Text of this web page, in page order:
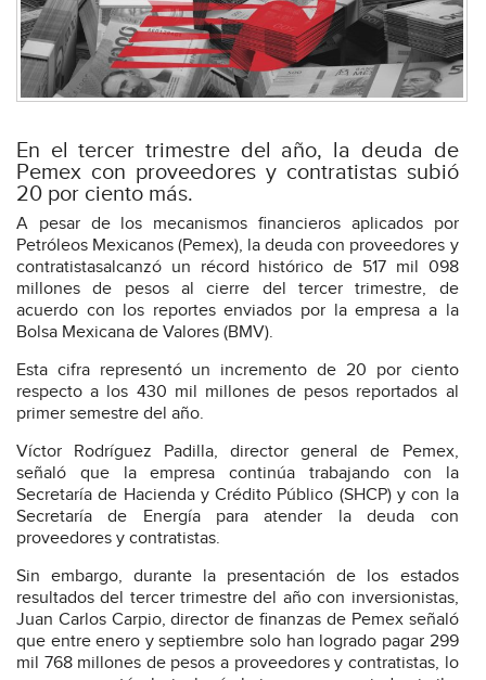
En el tercer trimestre del año, la deuda de
Pemex con proveedores y contratistas subió
20 por ciento más.
A pesar de los mecanismos financieros aplicados por
Petróleos Mexicanos (Pemex), la deuda con proveedores y
contratistasalcanzó un récord histórico de 517 mil 098
millones de pesos al cierre del tercer trimestre, de
acuerdo con los reportes enviados por la empresa a la
Bolsa Mexicana de Valores (BMV).
Esta cifra representó un incremento de 20 por ciento
respecto a los 430 mil millones de pesos reportados al
primer semestre del año.
Víctor Rodríguez Padilla, director general de Pemex,
señaló que la empresa continúa trabajando con la
Secretaría de Hacienda y Crédito Público (SHCP) y con la
Secretaría de Energía para atender la deuda con
proveedores y contratistas.
Sin embargo, durante la presentación de los estados
resultados del tercer trimestre del año con inversionistas,
Juan Carlos Carpio, director de finanzas de Pemex señaló
que entre enero y septiembre solo han logrado pagar 299
mil 768 millones de pesos a proveedores y contratistas, lo